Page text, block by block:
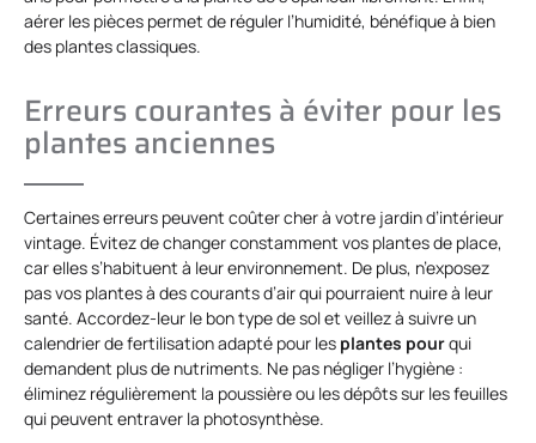
aérer les pièces permet de réguler l’humidité, bénéfique à bien
des plantes classiques.
Erreurs courantes à éviter pour les
plantes anciennes
Certaines erreurs peuvent coûter cher à votre jardin d’intérieur
vintage. Évitez de changer constamment vos plantes de place,
car elles s’habituent à leur environnement. De plus, n’exposez
pas vos plantes à des courants d’air qui pourraient nuire à leur
santé. Accordez-leur le bon type de sol et veillez à suivre un
calendrier de fertilisation adapté pour les plantes pourqui
demandent plus de nutriments. Ne pas négliger l’hygiène :
éliminez régulièrement la poussière ou les dépôts sur les feuilles
qui peuvent entraver la photosynthèse.